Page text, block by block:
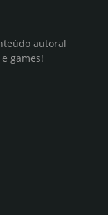
autoral
games!